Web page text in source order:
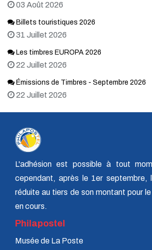
03 Août 2026
Billets touristiques 2026
31 Juillet 2026
Les timbres EUROPA 2026
22 Juillet 2026
Émissions de Timbres - Septembre 2026
22 Juillet 2026
L'adhésion est possible à tout
cependant, après le 1er septembre,
réduite au tiers de son montant pour
en cours.
Philapostel
Musée de La Poste